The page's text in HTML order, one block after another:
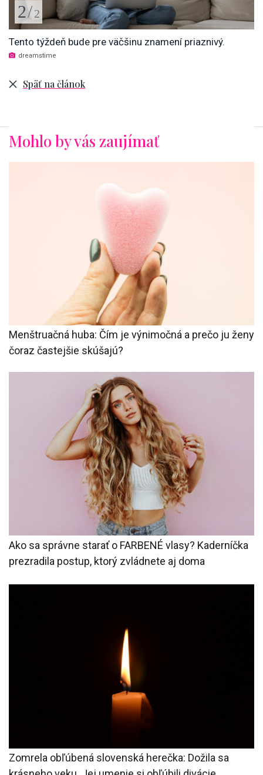
2/2
Tento týždeň bude pre väčšinu znamení priaznivý.
dreamstime
Späť na článok
Mohlo by vás zaujímať
Menštruačná huba: Čím je výnimočná a prečo ju ženy
čoraz častejšie skúšajú?
Ako sa správne starať o FARBENÉ vlasy? Kaderníčka
prezradila postup, ktorý zvládnete aj doma
Zomrela obľúbená slovenská herečka: Dožila sa